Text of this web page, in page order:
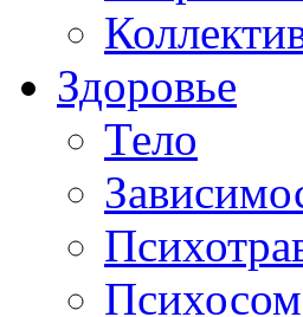
Здоровье
Тело